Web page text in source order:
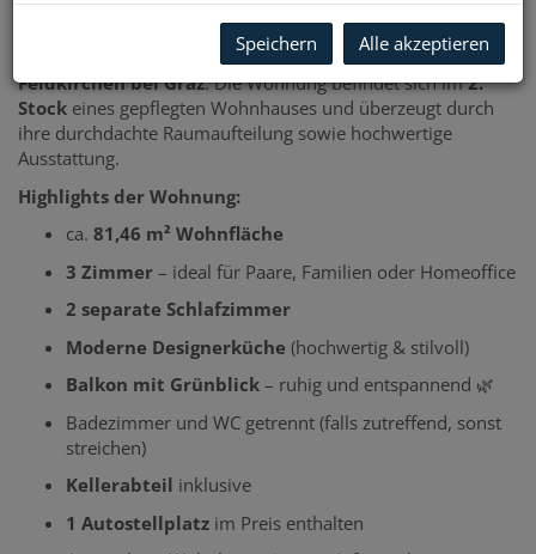
Zum Verkauf steht diese wunderschöne
3-Zimmer-
Wohnung mit 81,46 m² Wohnfläche in ruhiger Lage in
Feldkirchen bei Graz. Die Wohnung befindet sich im2.
Stock eines gepflegten Wohnhauses und überzeugt durch
ihre durchdachte Raumaufteilung sowie hochwertige
Ausstattung.
Highlights der Wohnung:
ca. 81,46 m² Wohnfläche
3 Zimmer – ideal für Paare, Familien oder Homeoffice
2 separate Schlafzimmer
Moderne Designerküche (hochwertig & stilvoll)
Balkon mit Grünblick – ruhig und entspannend 🌿
Badezimmer und WC getrennt (falls zutreffend, sonst
streichen)
Kellerabteil inklusive
1 Autostellplatz im Preis enthalten
Speichern Alle akzeptieren